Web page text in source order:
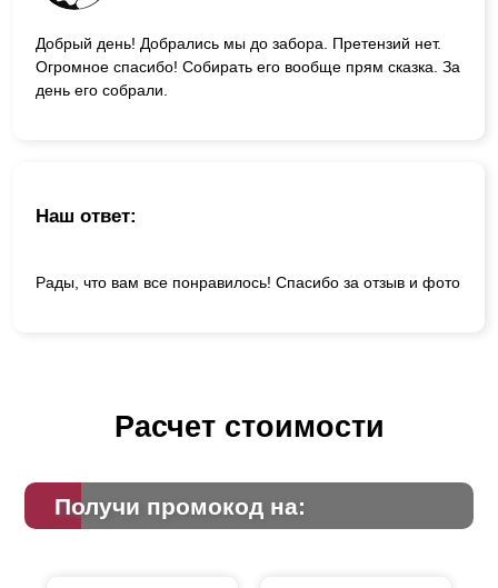
Добрый день! Добрались мы до забора. Претензий нет.
Огромное спасибо! Собирать его вообще прям сказка. За
день его собрали.
Наш ответ:
Рады, что вам все понравилось! Спасибо за отзыв и фото
Расчет стоимости
Получи промокод на: